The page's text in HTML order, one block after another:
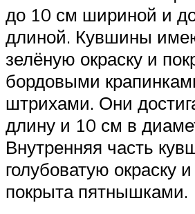
до 10 см шириной и
длиной. Кувшины
зелёную окраску и
бордовыми
штрихами. Они
длину и 10 см в
Внутренняя часть
голубоватую окраску
покрыта пятнышками.